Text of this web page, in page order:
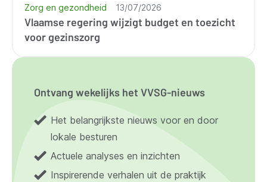
Vlaamse regering wijzigt budget en toezicht
voor gezinszorg
Zorg en gezondheid 13/07/2026
Ontvang wekelijks het VVSG-nieuws
Het belangrijkste nieuws voor en door
lokale besturen
Actuele analyses en inzichten
Inspirerende verhalen uit de praktijk